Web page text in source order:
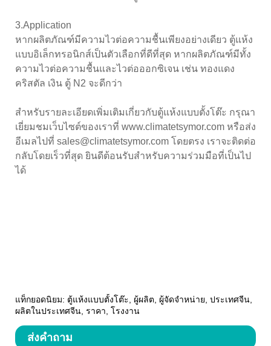
3.Application
หากผลิตภัณฑ์มีความไวต่อความชื้นเพียงอย่างเดียว ตู้แห้ง
แบบอิเล็กทรอนิกส์เป็นตัวเลือกที่ดีที่สุด หากผลิตภัณฑ์มีทั้ง
ความไวต่อความชื้นและไวต่อออกซิเจน เช่น ทองแดง
คริสตัล เงิน ตู้ N2 จะดีกว่า
สำหรับรายละเอียดเพิ่มเติมเกี่ยวกับตู้แห้งแบบตั้งโต๊ะ กรุณา
เยี่ยมชมเว็บไซต์ของเราที่ www.climatetsymor.com หรือส่ง
อีเมลไปที่ sales@climatetsymor.com โดยตรง เราจะติดต่อ
กลับโดยเร็วที่สุด ยินดีต้อนรับสำหรับความร่วมมือที่เป็นไป
ได้
แท็กยอดนิยม: ตู้แห้งแบบตั้งโต๊ะ, ผู้ผลิต, ผู้จัดจำหน่าย, ประเทศจีน,
ผลิตในประเทศจีน, ราคา, โรงงาน
ส่งคำถาม